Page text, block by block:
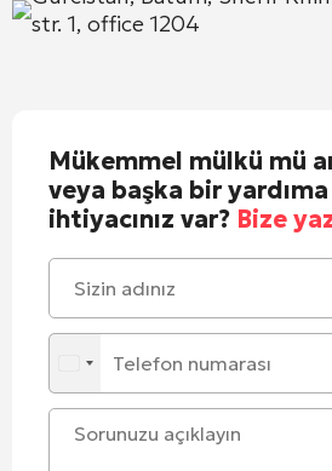
str. 1, office 1204
Mükemmel mülkü mü
veya başka bir yardıma
ihtiyacınız var? Bize